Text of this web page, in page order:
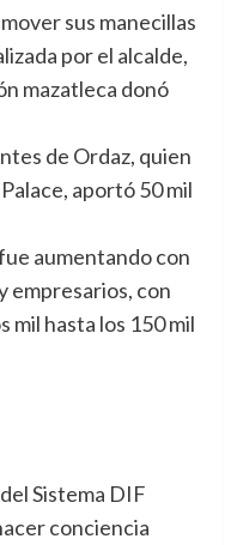
sus manecillas
por el alcalde,
mazatleca donó
de Ordaz, quien
aportó 50 mil
aumentando con
empresarios, con
mil hasta los 150 mil
Sistema DIF
conciencia